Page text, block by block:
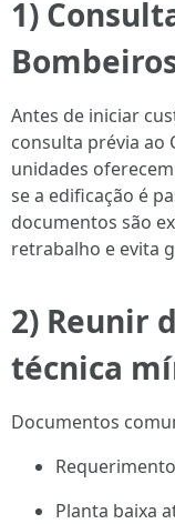
1)
Antes de iniciar
consulta prévia ao
unidades
se a edificação é
documentos são
retrabalho e evita
2) Reunir
técnica
Documentos
Planta baixa